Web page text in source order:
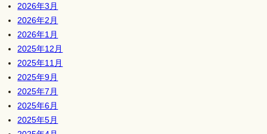
2026年3月
2026年2月
2026年1月
2025年12月
2025年11月
2025年9月
2025年7月
2025年6月
2025年5月